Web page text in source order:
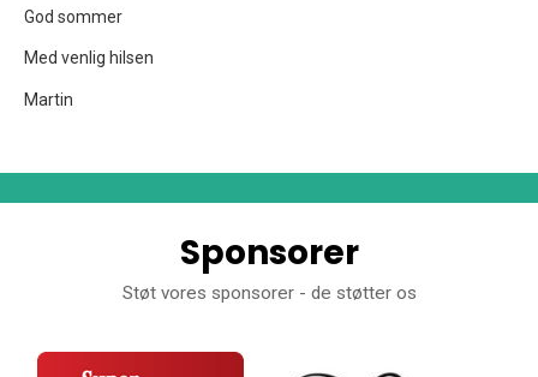
God sommer
Med venlig hilsen
Martin
Sponsorer
Støt vores sponsorer - de støtter os